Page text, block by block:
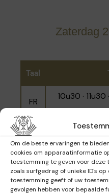
Om de beste ervaringen te
cookies om apparaatinformatie
toestemming te geven voor deze
zoals surfgedrag of unieke ID's
toestemming geeft of uw
gevolgen hebben voor bepaalde
International School
sinds het jaar
hun persoonlijke
maken de kinderen
levendiger.
Zaterdag
Taal
FR
10u30 ·
NL 10u00
EN